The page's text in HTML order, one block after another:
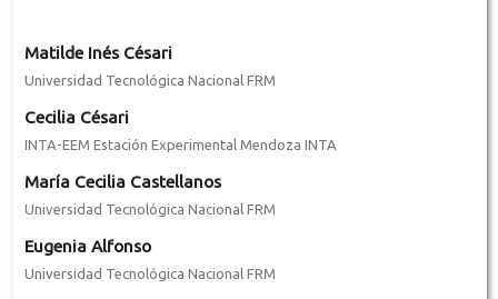
Matilde Inés Césari
Universidad Tecnológica Nacional FRM
Cecilia Césari
INTA-EEM Estación Experimental Mendoza INTA
María Cecilia Castellanos
Universidad Tecnológica Nacional FRM
Eugenia Alfonso
Universidad Tecnológica Nacional FRM